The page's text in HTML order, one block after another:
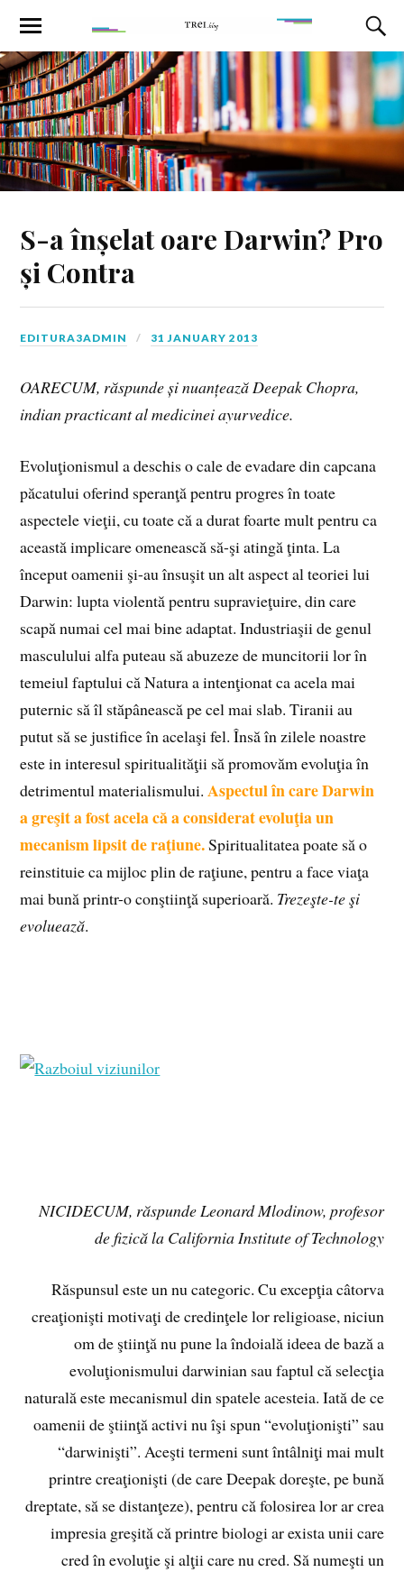
S-a înșelat oare Darwin? Pro
și Contra
EDITURA3ADMIN 31 JANUARY 2013
OARECUM, răspunde și nuanțează Deepak Chopra,
indian practicant al medicinei ayurvedice.
Evoluţionismul a deschis o cale de evadare din capcana
păcatului oferind speranţă pentru progres în toate
aspectele vieţii, cu toate că a durat foarte mult pentru ca
această implicare omenească să-şi atingă ţinta. La
început oamenii şi-au însuşit un alt aspect al teoriei lui
Darwin: lupta violentă pentru supravieţuire, din care
scapă numai cel mai bine adaptat. Industriaşii de genul
masculului alfa puteau să abuzeze de muncitorii lor în
temeiul faptului că Natura a intenţionat ca acela mai
puternic să îl stăpânească pe cel mai slab. Tiranii au
putut să se justifice în acelaşi fel. Însă în zilele noastre
este in interesul spiritualităţii să promovăm evoluţia în
detrimentul materialismului.Aspectul în care Darwin
a greşit a fost acela că a considerat evoluţia un
mecanism lipsit de raţiune.Spiritualitatea poate să o
reinstituie ca mijloc plin de raţiune, pentru a face viaţa
mai bună printr-o conştiinţă superioară. Trezeşte-te şi
evoluează.
NICIDECUM, răspunde Leonard Mlodinow, profesor
de fizică la California Institute of Technology
Răspunsul este un nu categoric. Cu excepţia câtorva
creaţionişti motivaţi de credinţele lor religioase, niciun
om de ştiinţă nu pune la îndoială ideea de bază a
evoluţionismului darwinian sau faptul că selecţia
naturală este mecanismul din spatele acesteia. Iată de ce
oamenii de ştiinţă activi nu îşi spun “evoluţionişti” sau
“darwinişti”. Aceşti termeni sunt întâlniţi mai mult
printre creaţionişti (de care Deepak doreşte, pe bună
dreptate, să se distanţeze), pentru că folosirea lor ar crea
impresia greşită că printre biologi ar exista unii care
cred în evoluţie şi alţii care nu cred. Să numeşti un